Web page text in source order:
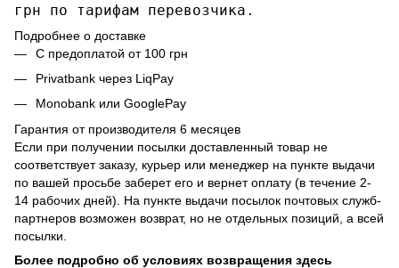
грн по тарифам перевозчика.
Подробнее о доставке
С предоплатой от 100 грн
Privatbank через LiqPay
Monobank или GooglePay
Гарантия от производителя 6 месяцев
Если при получении посылки доставленный товар не
соответствует заказу, курьер или менеджер на пункте выдачи
по вашей просьбе заберет его и вернет оплату (в течение 2-
14 рабочих дней). На пункте выдачи посылок почтовых служб-
партнеров возможен возврат, но не отдельных позиций, а всей
посылки.
Более подробно об условиях возвращения здесь